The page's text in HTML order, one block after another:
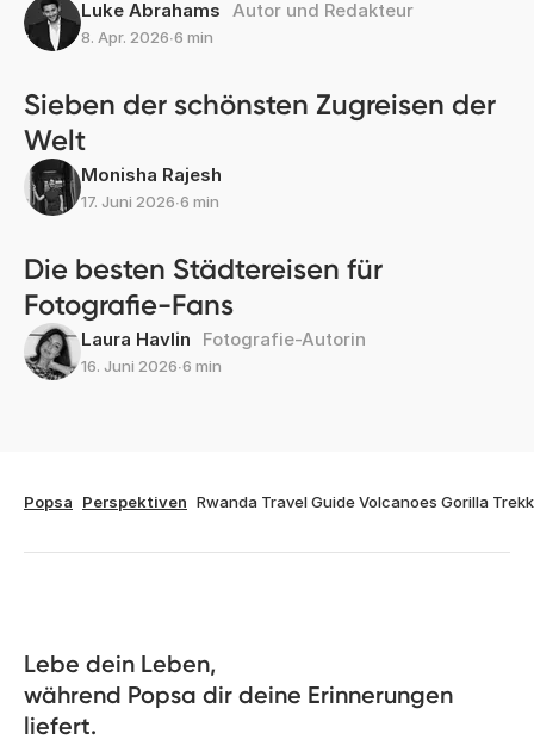
Luke Abrahams Autor und Redakteur
8. Apr. 2026∙6 min
Sieben der schönsten Zugreisen der
Welt
Monisha Rajesh
17. Juni 2026∙6 min
Die besten Städtereisen für
Fotografie-Fans
Laura Havlin Fotografie-Autorin
16. Juni 2026∙6 min
Popsa Perspektiven Rwanda Travel Guide Volcanoes Gorilla
Lebe dein Leben,
während Popsa dir deine Erinnerungen
liefert.